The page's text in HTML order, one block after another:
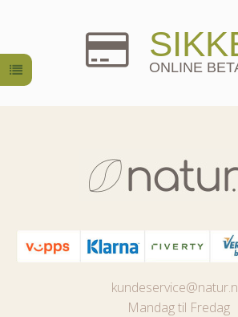
ONLINE
Mandag til Fredag